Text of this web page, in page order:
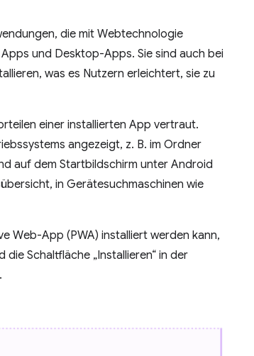
die mit Webtechnologie
und Desktop-Apps. Sie sind auch bei
was es Nutzern erleichtert, sie zu
einer installierten App vertraut.
angezeigt, z. B. im Ordner
auf dem Startbildschirm unter Android
in Gerätesuchmaschinen wie
Web-App (PWA) installiert werden kann,
Schaltfläche „Installieren“ in der